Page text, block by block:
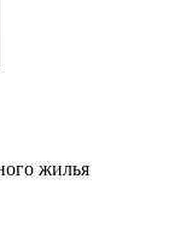
жилья